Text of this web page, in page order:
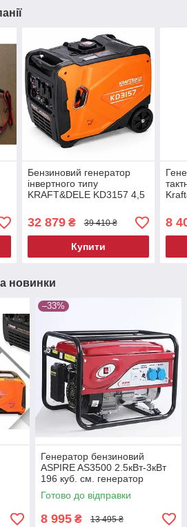
Бензиновий генератор
інвертного типу
KRAFT&DELE KD3157 4,5
бензиновий портативний
інвертоний
32 879₴ 39 410 ₴
Купити
8
новинки
–33%
Генератор бензиновий
ASPIRE AS3500 2.5кВт-3кВт
196 куб. см. генератор
бензиновий генератор
бензиновий для дачі
Готово до відправки
8 995 ₴ 13 495 ₴